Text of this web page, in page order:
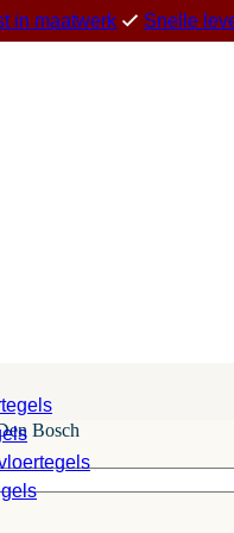
in maatwerk Snelle
Bosch